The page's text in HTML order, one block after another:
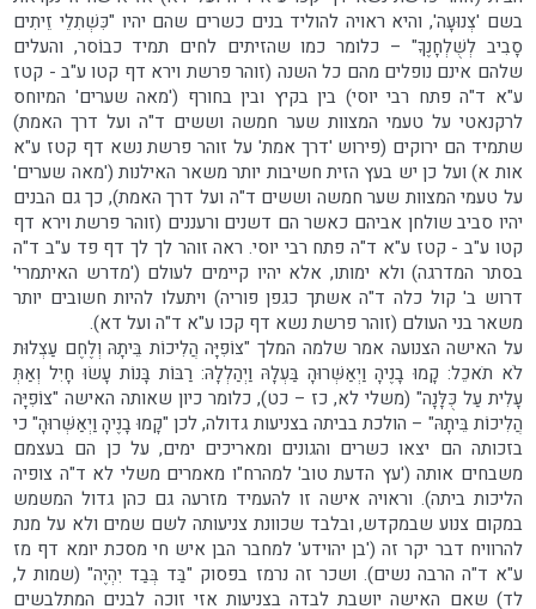
בשם 'צְנוּעָה', והיא ראויה להוליד בנים כשרים שהם יהיו "כִּשְׁתִלֵי זֵיתִים
סָבִיב לְשֻׁלְחָנֶךָ" – כלומר כמו שהזיתים לחים תמיד כבוֹסר, והעלים
שלהם אינם נופלים מהם כל השנה (זוהר פרשת וירא דף קטו ע"ב - קטז
ע"א ד"ה פתח רבי יוסי) בין בקיץ ובין בחורף ('מאה שערים' המיוחס
לרקנאטי על טעמי המצוות שער חמשה וששים ד"ה ועל דרך האמת)
שתמיד הם ירוקים (פירוש 'דרך אמת' על זוהר פרשת נשא דף קטז ע"א
אות א) ועל כן יש בעץ הזית חשיבות יותר משאר האילנות ('מאה שערים'
על טעמי המצוות שער חמשה וששים ד"ה ועל דרך האמת), כך גם הבנים
יהיו סביב שולחן אביהם כאשר הם דשנים ורעננים (זוהר פרשת וירא דף
קטו ע"ב - קטז ע"א ד"ה פתח רבי יוסי. ראה זוהר לך לך דף פד ע"ב ד"ה
בסתר המדרגה) ולא ימותו, אלא יהיו קיימים לעולם ('מדרש האיתמרי'
דרוש ב' קול כלה ד"ה אשתך כגפן פוריה) ויתעלו להיות חשובים יותר
משאר בני העולם (זוהר פרשת נשא דף קכו ע"א ד"ה ועל דא).
על האישה הצנועה אמר שלמה המלך "צוֹפִיָּה הֲלִיכוֹת בֵּיתָהּ וְלֶחֶם עַצְלוּת
לֹא תֹאכֵל: קָמוּ בָנֶיהָ וַיְאַשְּׁרוּהָ בַּעְלָהּ וַיְהַלְלָהּ: רַבּוֹת בָּנוֹת עָשׂוּ חָיִל וְאַתְּ
עָלִית עַל כֻּלָּנָה" (משלי לא, כז – כט), כלומר כיון שאותה האישה "צוֹפִיָּה
הֲלִיכוֹת בֵּיתָהּ" – הולכת בביתה בצניעות גדולה, לכן "קָמוּ בָנֶיהָ וַיְאַשְּׁרוּהָ" כי
בזכותה הם יצאו כשרים והגונים ומאריכים ימים, על כן הם בעצמם
משבחים אותה ('עץ הדעת טוב' למהרח"ו מאמרים משלי לא ד"ה צופיה
הליכות ביתה). וראויה אישה זו להעמיד מזרעה גם כהן גדול המשמש
במקום צנוע שבמקדש, ובלבד שכוונת צניעותה לשם שמים ולא על מנת
להרוויח דבר יקר זה ('בן יהוידע' למחבר הבן איש חי מסכת יומא דף מז
ע"א ד"ה הרבה נשים). ושכר זה נרמז בפסוק "בַּד בְּבַד יִהְיֶה" (שמות ל,
לד) שאם האישה יושבת לבדה בצניעות אזי זוכה לבנים המתלבשים